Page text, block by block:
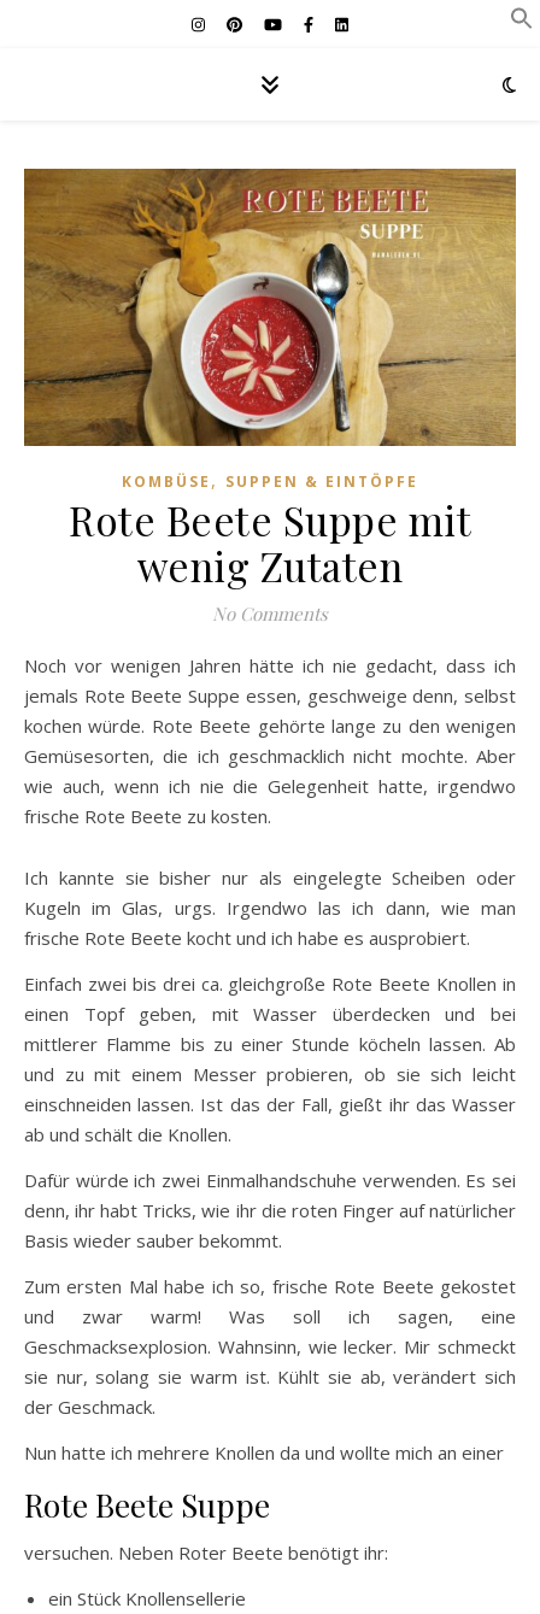
KOMBÜSE , SUPPEN & EINTÖPFE
Rote Beete Suppe mit
wenig Zutaten
No Comments
Noch vor wenigen Jahren hätte ich nie gedacht, dass ich
jemals Rote Beete Suppe essen, geschweige denn, selbst
kochen würde. Rote Beete gehörte lange zu den wenigen
Gemüsesorten, die ich geschmacklich nicht mochte. Aber
wie auch, wenn ich nie die Gelegenheit hatte, irgendwo
frische Rote Beete zu kosten.
Ich kannte sie bisher nur als eingelegte Scheiben oder
Kugeln im Glas, urgs. Irgendwo las ich dann, wie man
frische Rote Beete kocht und ich habe es ausprobiert.
Einfach zwei bis drei ca. gleichgroße Rote Beete Knollen in
einen Topf geben, mit Wasser überdecken und bei
mittlerer Flamme bis zu einer Stunde köcheln lassen. Ab
und zu mit einem Messer probieren, ob sie sich leicht
einschneiden lassen. Ist das der Fall, gießt ihr das Wasser
ab und schält die Knollen.
Dafür würde ich zwei Einmalhandschuhe verwenden. Es sei
denn, ihr habt Tricks, wie ihr die roten Finger auf natürlicher
Basis wieder sauber bekommt.
Zum ersten Mal habe ich so, frische Rote Beete gekostet
und zwar warm! Was soll ich sagen, eine
Geschmacksexplosion. Wahnsinn, wie lecker. Mir schmeckt
sie nur, solang sie warm ist. Kühlt sie ab, verändert sich
der Geschmack.
Nun hatte ich mehrere Knollen da und wollte mich an einer
Rote Beete Suppe
versuchen. Neben Roter Beete benötigt ihr:
ein Stück Knollensellerie